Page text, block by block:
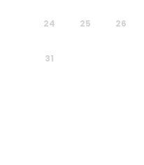
24 25 26
31